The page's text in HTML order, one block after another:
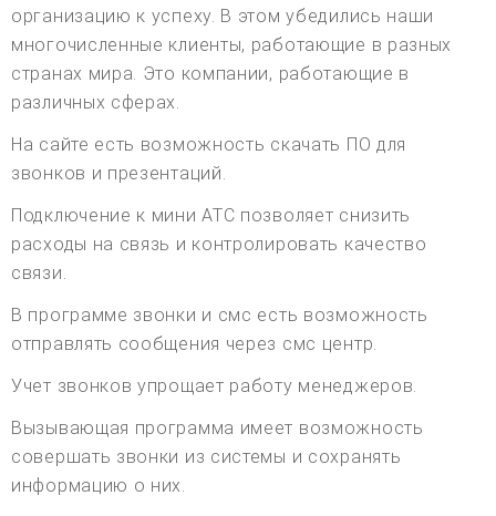
организацию к успеху. В этом убедились наши
многочисленные клиенты, работающие в разных
странах мира. Это компании, работающие в
различных сферах.
На сайте есть возможность скачать ПО для
звонков и презентаций.
Подключение к мини АТС позволяет снизить
расходы на связь и контролировать качество
связи.
В программе звонки и смс есть возможность
отправлять сообщения через смс центр.
Учет звонков упрощает работу менеджеров.
Вызывающая программа имеет возможность
совершать звонки из системы и сохранять
информацию о них.